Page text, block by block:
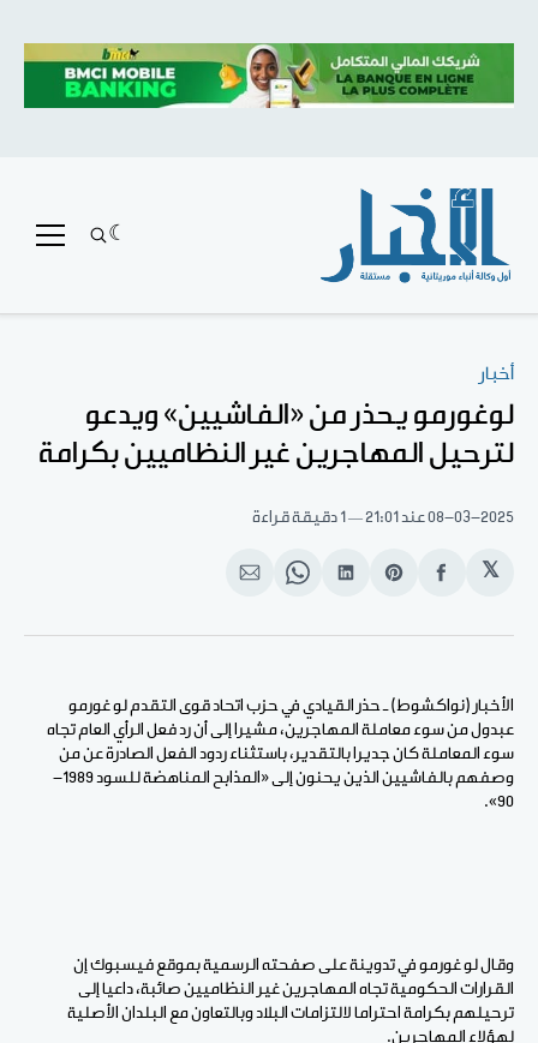
أخبار
لوغورمو يحذر من «الفاشيين» ويدعو
لترحيل المهاجرين غير النظاميين بكرامة
08-03-2025عند 21:01 1 دقيقة قراءة
𝕏
انشر
الفيسبوك
Share
Pinterest
انشر
لينكد
Share
WhatsApp
انشر
الإيميل
الأخبار (نواكشوط) ـ حذر القيادي في حزب اتحاد قوى التقدم لو غورمو
عبدول من سوء معاملة المهاجرين، مشيرا إلى أن رد فعل الرأي العام تجاه
سوء المعاملة كان جديرا بالتقدير، باستثناء ردود الفعل الصادرة عن من
وصفهم بالفاشيين الذين يحنون إلى «المذابح المناهضة للسود 1989-
90».
وقال لو غورمو في تدوينة على صفحته الرسمية بموقع فيسبوك إن
القرارات الحكومية تجاه المهاجرين غير النظاميين صائبة، داعيا إلى
ترحيلهم بكرامة احتراما لالتزامات البلاد وبالتعاون مع البلدان الأصلية
لهؤلاء المهاجرين.